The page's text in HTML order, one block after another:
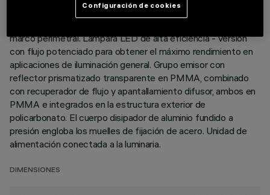
marco perimetral. Lámpara LED de alta eficiencia - versión
con flujo potenciado para obtener el máximo rendimiento en
aplicaciones de iluminación general. Grupo emisor con
reflector prismatizado transparente en PMMA, combinado
con recuperador de flujo y apantallamiento difusor, ambos en
PMMA e integrados en la estructura exterior de
policarbonato. El cuerpo disipador de aluminio fundido a
presión engloba los muelles de fijación de acero. Unidad de
alimentación conectada a la luminaria.
DIMENSIONES
Configuración de cookies